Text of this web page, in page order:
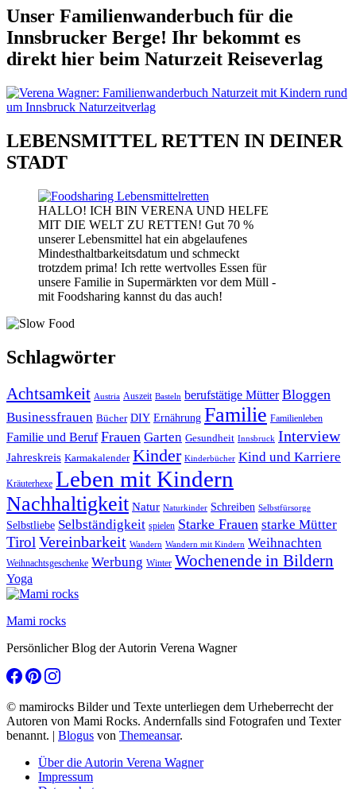
Unser Familienwanderbuch für die
Innsbrucker Berge! Ihr bekommt es
direkt hier beim Naturzeit Reiseverlag
LEBENSMITTEL RETTEN IN DEINER
STADT
HALLO! ICH BIN VERENA UND HELFE
MIT DIE WELT ZU RETTEN! Gut 70 %
unserer Lebensmittel hat ein abgelaufenes
Mindesthaltbarkeitsdatum und schmeckt
trotzdem prima! Ich rette wertvolles Essen für
unsere Familie in Supermärkten vor dem Müll -
mit Foodsharing kannst du das auch!
Schlagwörter
Achtsamkeit Austria Auszeit Basteln berufstätige Mütter Bloggen
Businessfrauen Bücher DIY Ernährung Familie Familienleben
Familie und Beruf Frauen Garten Gesundheit Innsbruck Interview
Jahreskreis Karmakalender Kinder Kinderbücher Kind und Karriere
Kräuterhexe Leben mit Kindern
Nachhaltigkeit Natur Naturkinder Schreiben Selbstfürsorge
Selbstliebe Selbständigkeit spielen Starke Frauen starke Mütter
Tirol Vereinbarkeit Wandern Wandern mit Kindern Weihnachten
Weihnachtsgeschenke Werbung Winter Wochenende in Bildern
Yoga
Mami rocks
Persönlicher Blog der Autorin Verena Wagner
© mamirocks Bilder und Texte unterliegen dem Urheberrecht der
Autoren von Mami Rocks. Andernfalls sind Fotografen und Texter
benannt. | Blogus von Themeansar.
Über die Autorin Verena Wagner
Impressum